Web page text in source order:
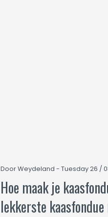
Door Weydeland - Tuesday 26 /
Hoe maak je
lekkerste